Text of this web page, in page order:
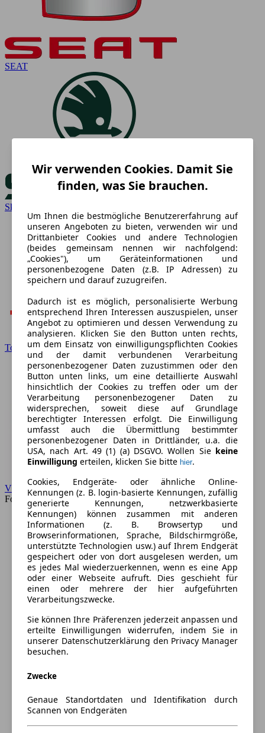
SEAT
Skoda
Toyota
VW
Forum
Wir verwenden Cookies. Damit Sie
finden, was Sie brauchen.
Um Ihnen die bestmögliche Benutzererfahrung auf
unseren Angeboten zu bieten, verwenden wir und
Drittanbieter Cookies und andere Technologien
(beides gemeinsam nennen wir nachfolgend:
„Cookies"), um Geräteinformationen und
personenbezogene Daten (z.B. IP Adressen) zu
speichern und darauf zuzugreifen.
Dadurch ist es möglich, personalisierte Werbung
entsprechend Ihren Interessen auszuspielen, unser
Angebot zu optimieren und dessen Verwendung zu
analysieren. Klicken Sie den Button unten rechts,
um dem Einsatz von einwilligungspflichten Cookies
und der damit verbundenen Verarbeitung
personenbezogener Daten zuzustimmen oder den
Button unten links, um eine detaillierte Auswahl
hinsichtlich der Cookies zu treffen oder um der
Verarbeitung personenbezogener Daten zu
widersprechen, soweit diese auf Grundlage
berechtigter Interessen erfolgt. Die Einwilligung
umfasst auch die Übermittlung bestimmter
personenbezogener Daten in Drittländer, u.a. die
USA, nach Art. 49 (1) (a) DSGVO. Wollen Sie keine
Einwilligung erteilen, klicken Sie bitte hier.
Cookies, Endgeräte- oder ähnliche Online-
Kennungen (z. B. login-basierte Kennungen, zufällig
generierte Kennungen, netzwerkbasierte
Kennungen) können zusammen mit anderen
Informationen (z. B. Browsertyp und
Browserinformationen, Sprache, Bildschirmgröße,
unterstützte Technologien usw.) auf Ihrem Endgerät
gespeichert oder von dort ausgelesen werden, um
es jedes Mal wiederzuerkennen, wenn es eine App
oder einer Webseite aufruft. Dies geschieht für
einen oder mehrere der hier aufgeführten
Verarbeitungszwecke.
Sie können Ihre Präferenzen jederzeit anpassen und
erteilte Einwilligungen widerrufen, indem Sie in
unserer Datenschutzerklärung den Privacy Manager
besuchen.
Zwecke
Genaue Standortdaten und Identifikation durch
Scannen von Endgeräten